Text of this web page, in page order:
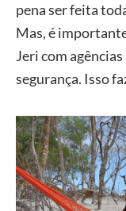
pena ser feita
Mas, é
Jeri com
segurança. Isso